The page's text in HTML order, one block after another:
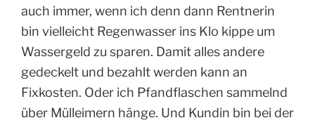
auch immer, wenn ich denn dann Rentnerin
bin vielleicht Regenwasser ins Klo kippe um
Wassergeld zu sparen. Damit alles andere
gedeckelt und bezahlt werden kann an
Fixkosten. Oder ich Pfandflaschen sammelnd
über Mülleimern hänge. Und Kundin bin bei der